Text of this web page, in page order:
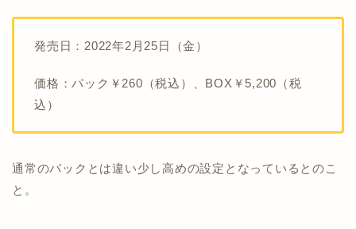
発売日：2022年2月25日（金）
価格：パック￥260（税込）、BOX￥5,200（税
込）
通常のパックとは違い少し高めの設定となっているとのこ
と。